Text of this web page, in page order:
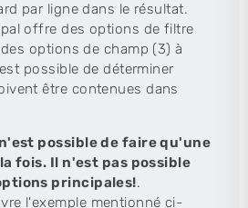
par ligne dans le résultat.
offre des options de filtre
options de champ (3) à
possible de déterminer
être contenues dans
possible de faire qu'une
fois. Il n'est pas possible
principales!.
l'exemple mentionné ci-